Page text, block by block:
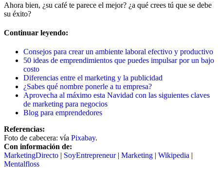
Ahora bien, ¿su café te parece el mejor? ¿a qué crees tú que se debe
su éxito?
Continuar leyendo:
Consejos para crear un ambiente laboral efectivo y productivo
50 ideas de emprendimientos que puedes impulsar por un bajo
costo
Diferencias entre el marketing y la publicidad
¿Sabes qué nombre ponerle a tu empresa?
Aprovecha al máximo esta Navidad con las siguientes claves
de marketing para negocios
Blog para emprendedores
Referencias:
Foto de cabecera: vía Pixabay.
Con información de:
MarketingDirecto | SoyEntrepreneur| Marketing | Wikipedia |
Mentalfloss